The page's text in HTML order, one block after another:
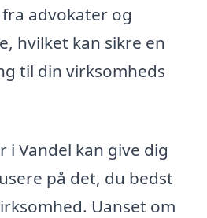
advokater og
hvilket kan sikre en
til din virksomheds
i Vandel kan give dig
på det, du bedst
Uanset om